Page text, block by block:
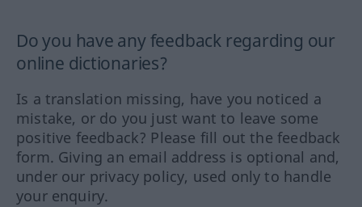
Do you have any feedback regarding our
online dictionaries?
Is a translation missing, have you noticed a
mistake, or do you just want to leave some
positive feedback? Please fill out the feedback
form. Giving an email address is optional and,
under our privacy policy, used only to handle
your enquiry.